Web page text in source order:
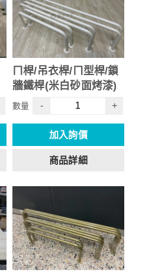
ㄇ桿/吊衣桿/ㄇ型桿/鎖
牆鐵桿(米白砂面烤漆)
數量 - +
加入詢價
商品詳細